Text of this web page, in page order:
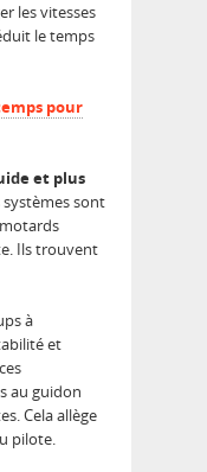
les vitesses
le temps
pour
et plus
systèmes sont
Ils trouvent
à
et
au guidon
Cela allège
pilote.